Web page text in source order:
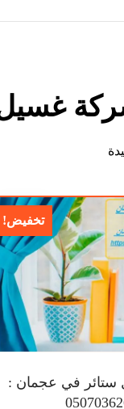
تخفيض!
في عجمان :